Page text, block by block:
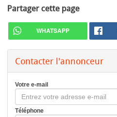
Partager cette page
WHATSAPP
Contacter l'annonceur
Votre e-mail
Téléphone